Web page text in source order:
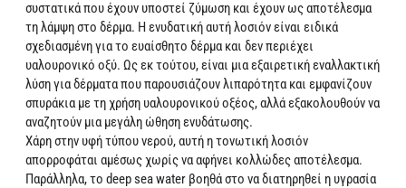
συστατικά που έχουν υποστεί ζύμωση και έχουν ως αποτέλεσμα
τη λάμψη στο δέρμα. Η ενυδατική αυτή λοσιόν είναι ειδικά
σχεδιασμένη για το ευαίσθητο δέρμα και δεν περιέχει
υαλουρονικό οξύ. Ως εκ τούτου, είναι μια εξαιρετική εναλλακτική
λύση για δέρματα που παρουσιάζουν λιπαρότητα και εμφανίζουν
σπυράκια με τη χρήση υαλουρονικού οξέος, αλλά εξακολουθούν να
αναζητούν μια μεγάλη ώθηση ενυδάτωσης.
Χάρη στην υφή τύπου νερού, αυτή η τονωτική λοσιόν
απορροφάται αμέσως χωρίς να αφήνει κολλώδες αποτέλεσμα.
Παράλληλα, το deep sea water βοηθά στο να διατηρηθεί η υγρασία